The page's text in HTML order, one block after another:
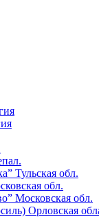
Тульская обл.
обл.
Московская обл.
Орловская